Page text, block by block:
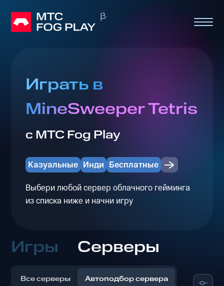
Играть в
MineSweeper Tetris
с МТС Fog Play
Казуальные Инди Бесплатные
Выбери любой сервер облачного гейминга
из списка ниже и начни игру
Игры Серверы
Все серверы Автоподбор сервера